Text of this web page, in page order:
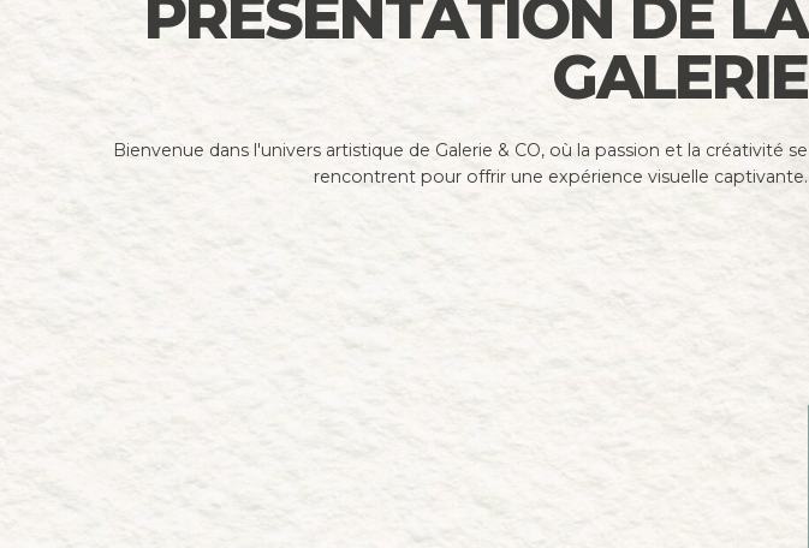
PRÉSENTATION DE LA
GALERIE
Bienvenue dans l'univers artistique de Galerie & CO, où la passion et la créativité se
rencontrent pour offrir une expérience visuelle captivante.